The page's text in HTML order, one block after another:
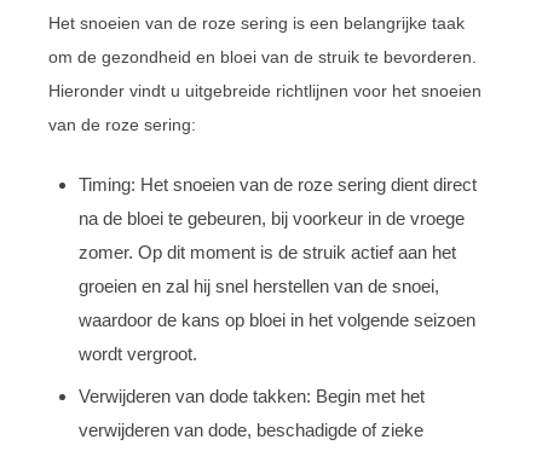
Het snoeien van de roze sering is een belangrijke taak
om de gezondheid en bloei van de struik te bevorderen.
Hieronder vindt u uitgebreide richtlijnen voor het snoeien
van de roze sering:
Timing: Het snoeien van de roze sering dient direct
na de bloei te gebeuren, bij voorkeur in de vroege
zomer. Op dit moment is de struik actief aan het
groeien en zal hij snel herstellen van de snoei,
waardoor de kans op bloei in het volgende seizoen
wordt vergroot.
Verwijderen van dode takken: Begin met het
verwijderen van dode, beschadigde of zieke